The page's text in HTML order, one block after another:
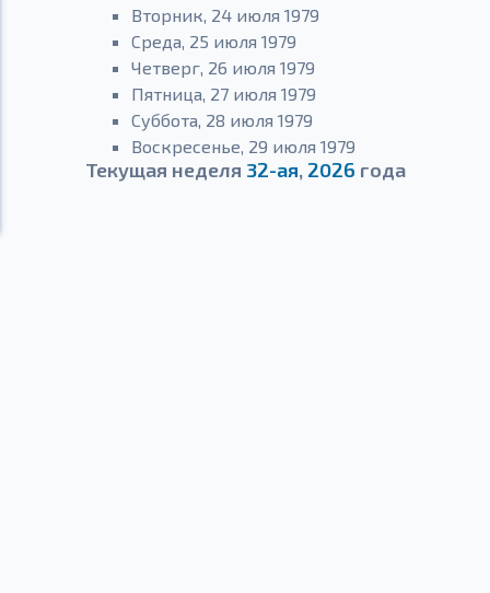
Вторник, 24 июля 1979
Среда, 25 июля 1979
Четверг, 26 июля 1979
Пятница, 27 июля 1979
Суббота, 28 июля 1979
Воскресенье, 29 июля 1979
Текущая неделя 32-ая, 2026 года